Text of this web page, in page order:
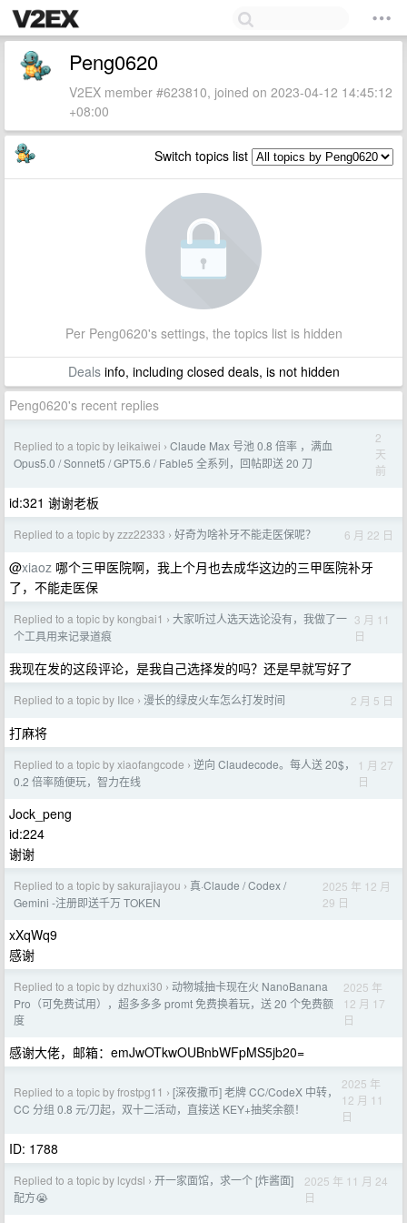
Peng0620
V2EX member #623810, joined on 2023-04-12 14:45:12
+08:00
Switch topics list
Per Peng0620's settings, the topics list is hidden
Dealsinfo, including closed deals, is not hidden
Peng0620's recent replies
Replied to a topic by leikaiwei › Claude Max 号池 0.8 倍率 ，满血
Opus5.0 / Sonnet5 / GPT5.6 / Fable5 全系列，回帖即送 20 刀
2
天
前
id:321 谢谢老板
Replied to a topic by zzz22333 › 好奇为啥补牙不能走医保呢？ 6 月 22 日
@xiaoz 哪个三甲医院啊，我上个月也去成华这边的三甲医院补牙
了，不能走医保
Replied to a topic by kongbai1 › 大家听过人选天选论没有，我做了一
个工具用来记录道痕
3 月 11
日
我现在发的这段评论，是我自己选择发的吗？还是早就写好了
Replied to a topic by IIce › 漫长的绿皮火车怎么打发时间 2 月 5 日
打麻将
Replied to a topic by xiaofangcode › 逆向 Claudecode。每人送 20$，
0.2 倍率随便玩，智力在线
1 月 27
日
Jock_peng
id:224
谢谢
Replied to a topic by sakurajiayou › 真·Claude / Codex /
Gemini -注册即送千万 TOKEN
2025 年 12 月
29 日
xXqWq9
感谢
Replied to a topic by dzhuxi30 › 动物城抽卡现在火 NanoBanana
Pro（可免费试用），超多多多 promt 免费换着玩，送 20 个免费额
度
2025 年
12 月 17
日
感谢大佬，邮箱：emJwOTkwOUBnbWFpMS5jb20=
Replied to a topic by frostpg11 › [深夜撒币] 老牌 CC/CodeX 中转，
CC 分组 0.8 元/刀起，双十二活动，直接送 KEY+抽奖余额！
2025 年
12 月 11
日
ID: 1788
Replied to a topic by lcydsl › 开一家面馆，求一个 [炸酱面]
配方😭
2025 年 11 月 24
日